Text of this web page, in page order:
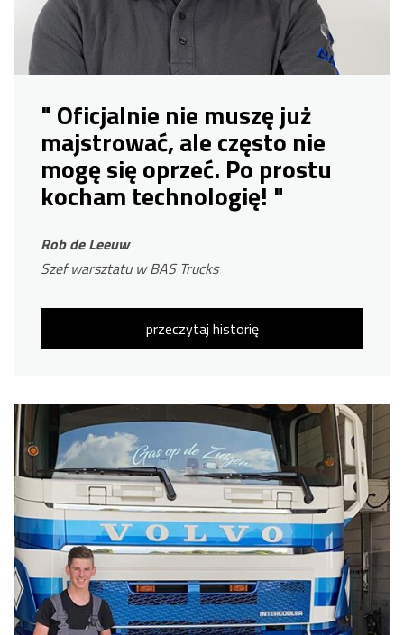
" Oficjalnie nie muszę już
majstrować, ale często nie
mogę się oprzeć. Po prostu
kocham technologię! "
Rob de Leeuw
Szef warsztatu w BAS Trucks
przeczytaj historię